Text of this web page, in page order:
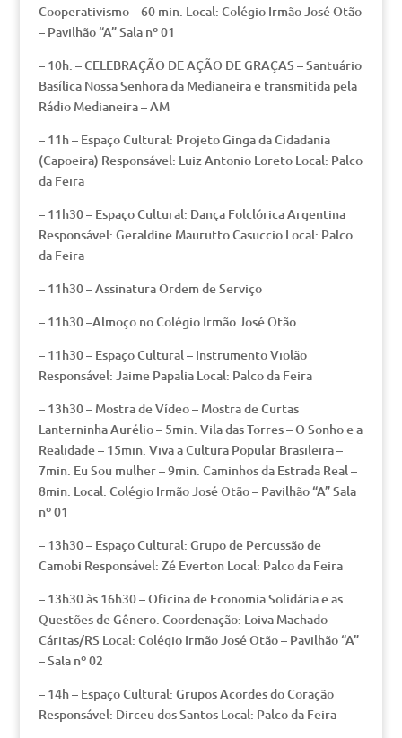
Cooperativismo – 60 min. Local: Colégio Irmão José Otão
– Pavilhão “A” Sala nº 01
– 10h. – CELEBRAÇÃO DE AÇÃO DE GRAÇAS – Santuário
Basílica Nossa Senhora da Medianeira e transmitida pela
Rádio Medianeira – AM
– 11h – Espaço Cultural: Projeto Ginga da Cidadania
(Capoeira) Responsável: Luiz Antonio Loreto Local: Palco
da Feira
– 11h30 – Espaço Cultural: Dança Folclórica Argentina
Responsável: Geraldine Maurutto Casuccio Local: Palco
da Feira
– 11h30 – Assinatura Ordem de Serviço
– 11h30 –Almoço no Colégio Irmão José Otão
– 11h30 – Espaço Cultural – Instrumento Violão
Responsável: Jaime Papalia Local: Palco da Feira
– 13h30 – Mostra de Vídeo – Mostra de Curtas
Lanterninha Aurélio – 5min. Vila das Torres – O Sonho e a
Realidade – 15min. Viva a Cultura Popular Brasileira –
7min. Eu Sou mulher – 9min. Caminhos da Estrada Real –
8min. Local: Colégio Irmão José Otão – Pavilhão “A” Sala
nº 01
– 13h30 – Espaço Cultural: Grupo de Percussão de
Camobi Responsável: Zé Everton Local: Palco da Feira
– 13h30 às 16h30 – Oficina de Economia Solidária e as
Questões de Gênero. Coordenação: Loiva Machado –
Cáritas/RS Local: Colégio Irmão José Otão – Pavilhão “A”
– Sala nº 02
– 14h – Espaço Cultural: Grupos Acordes do Coração
Responsável: Dirceu dos Santos Local: Palco da Feira